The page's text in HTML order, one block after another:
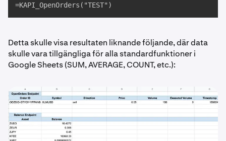
=KAPI_OpenOrders("TEST")
Detta skulle visa resultaten liknande följande, där data
skulle vara tillgängliga för alla standardfunktioner i
Google Sheets (SUM, AVERAGE, COUNT, etc.):